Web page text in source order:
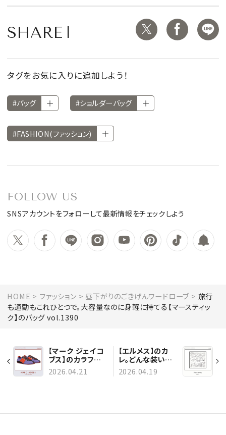
SHARE
タグをお気に入りに追加しよう！
#バッグ #ショルダーバッグ
#FASHION(ファッション)
FOLLOW US
SNSアカウントをフォローして最新情報をチェックしよう
HOME ファッション 昼下がりのごきげんワードローブ
旅行
も通勤もこれひとつで。大容量なのに身軽に持てる【マースティッ
ク】のバッグ vol.1390
【マーク ジェイコ
ブス】のカラフル
スニーカーで、シ
ンプルになりがち
2026.04.21
【エルメス】のカ
レ。どんな装いに
も合うモノトーン
が使える
2026.04.19